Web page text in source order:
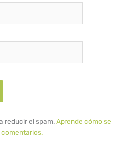
reducir el spam.Aprende cómo se
comentarios.